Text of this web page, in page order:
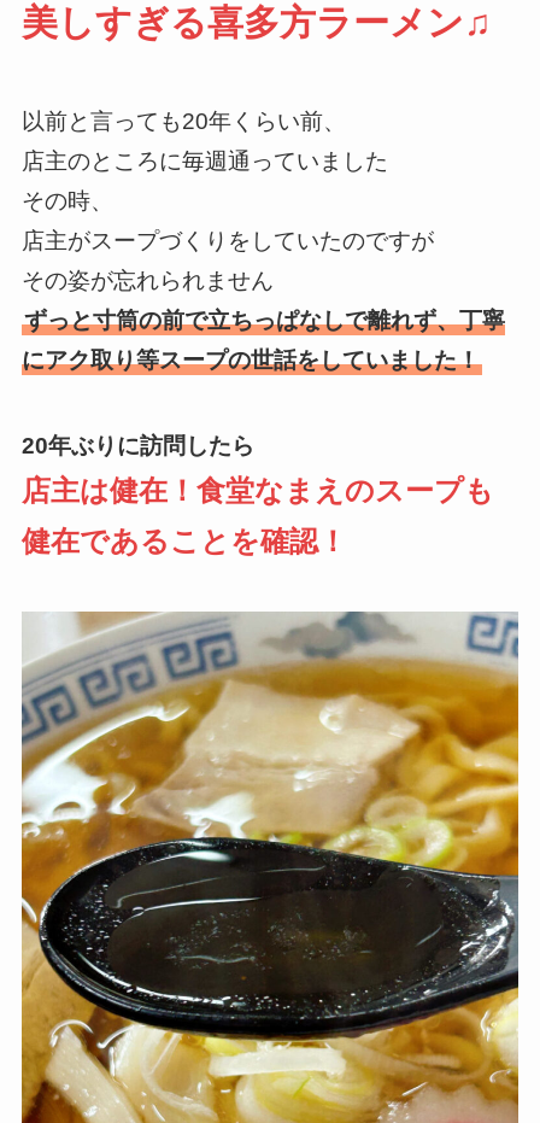
美しすぎる喜多方ラーメン♫
以前と言っても20年くらい前、
店主のところに毎週通っていました
その時、
店主がスープづくりをしていたのですが
その姿が忘れられません
ずっと寸筒の前で立ちっぱなしで離れず、丁寧
にアク取り等スープの世話をしていました！
20年ぶりに訪問したら
店主は健在！食堂なまえのスープも
健在であることを確認！